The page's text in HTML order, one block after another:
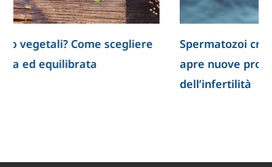
Spermatozoi creati in laboratorio: la
apre nuove prospettive per lo studio